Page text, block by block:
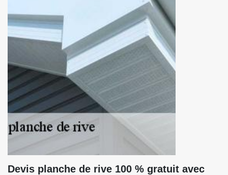
Devis planche de rive 100 % gratuit avec